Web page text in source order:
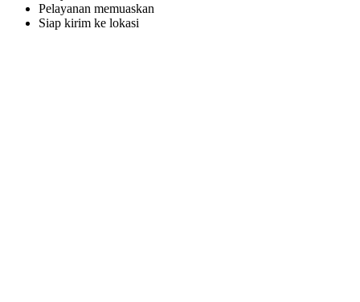
Pelayanan memuaskan
Siap kirim ke lokasi